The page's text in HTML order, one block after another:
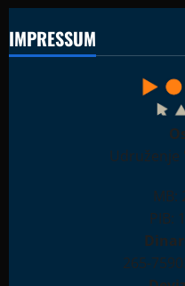
IMPRESSUM
Udruženje
MB:
PIB:
265-